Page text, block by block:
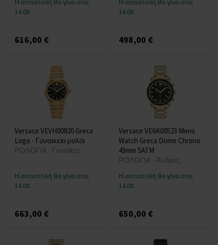
Η αποστολή θα γίνει στις
14.08.
616,00 €
Η αποστολή θα γίνει στις
14.08.
498,00 €
Versace VEVH00820 Greca
Logo - Γυναικείο ρολόι
ΡΟΛΟΓΙΑ - Γυναίκες
Η αποστολή θα γίνει στις
14.08.
663,00 €
Versace VE6K00523 Mens
Watch Greca Dome Chrono
43mm 5ATM
ΡΟΛΟΓΙΑ - Άνδρες
Η αποστολή θα γίνει στις
14.08.
650,00 €